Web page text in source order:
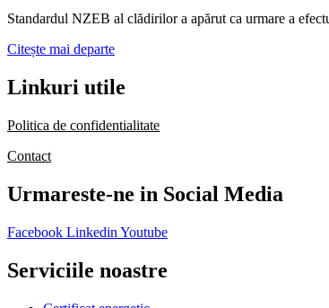
Standardul NZEB al clădirilor a apărut ca urmare a
Citește mai departe
Linkuri utile
Politica de confidentialitate
Contact
Urmareste-ne in Social Media
Facebook Linkedin Youtube
Serviciile noastre